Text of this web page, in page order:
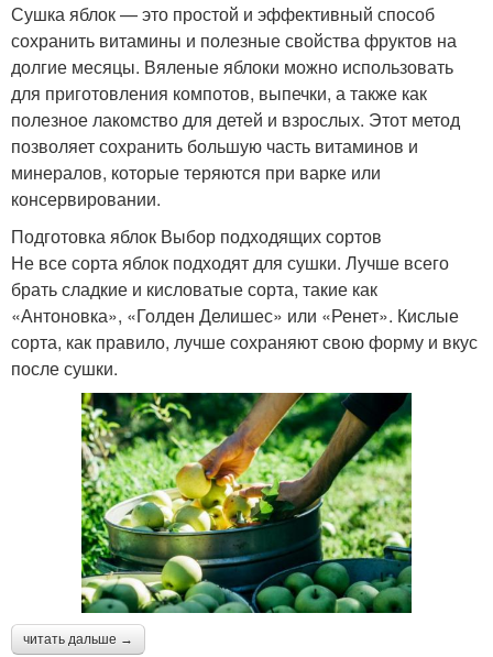
Сушка яблок — это простой и эффективный способ
сохранить витамины и полезные свойства фруктов на
долгие месяцы. Вяленые яблоки можно использовать
для приготовления компотов, выпечки, а также как
полезное лакомство для детей и взрослых. Этот метод
позволяет сохранить большую часть витаминов и
минералов, которые теряются при варке или
консервировании.
Подготовка яблок Выбор подходящих сортов
Не все сорта яблок подходят для сушки. Лучше всего
брать сладкие и кисловатые сорта, такие как
«Антоновка», «Голден Делишес» или «Ренет». Кислые
сорта, как правило, лучше сохраняют свою форму и вкус
после сушки.
читать дальше →